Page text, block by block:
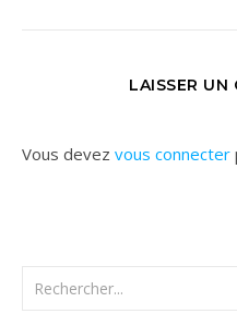
LAISSER UN
Vous devez vous connecter